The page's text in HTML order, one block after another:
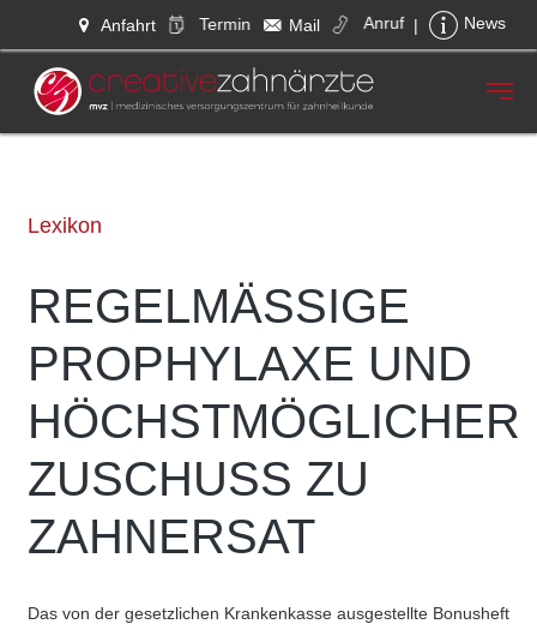
Anfahrt Termin Mail Anruf | News
Lexikon
REGELMÄSSIGE
PROPHYLAXE UND
HÖCHSTMÖGLICHER
ZUSCHUSS ZU
ZAHNERSAT
Das von der gesetzlichen Krankenkasse ausgestellte Bonusheft